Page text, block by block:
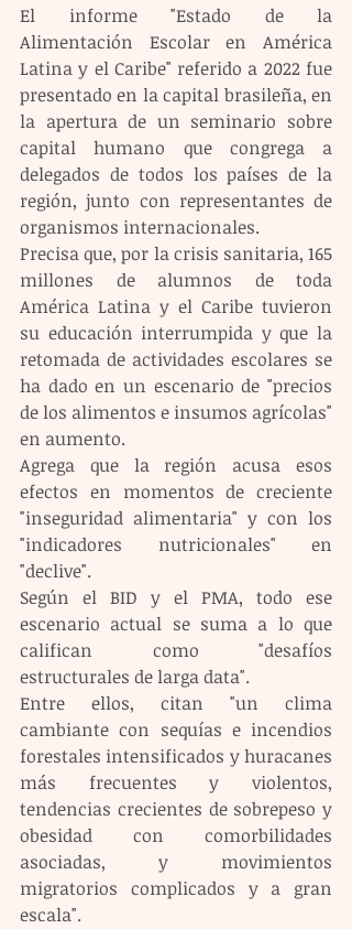
El informe "Estado de la
Alimentación Escolar en América
Latina y el Caribe" referido a 2022 fue
presentado en la capital brasileña, en
la apertura de un seminario sobre
capital humano que congrega a
delegados de todos los países de la
región, junto con representantes de
organismos internacionales.
Precisa que, por la crisis sanitaria, 165
millones de alumnos de toda
América Latina y el Caribe tuvieron
su educación interrumpida y que la
retomada de actividades escolares se
ha dado en un escenario de "precios
de los alimentos e insumos agrícolas"
en aumento.
Agrega que la región acusa esos
efectos en momentos de creciente
"inseguridad alimentaria" y con los
"indicadores nutricionales" en
"declive".
Según el BID y el PMA, todo ese
escenario actual se suma a lo que
califican como "desafíos
estructurales de larga data".
Entre ellos, citan "un clima
cambiante con sequías e incendios
forestales intensificados y huracanes
más frecuentes y violentos,
tendencias crecientes de sobrepeso y
obesidad con comorbilidades
asociadas, y movimientos
migratorios complicados y a gran
escala".